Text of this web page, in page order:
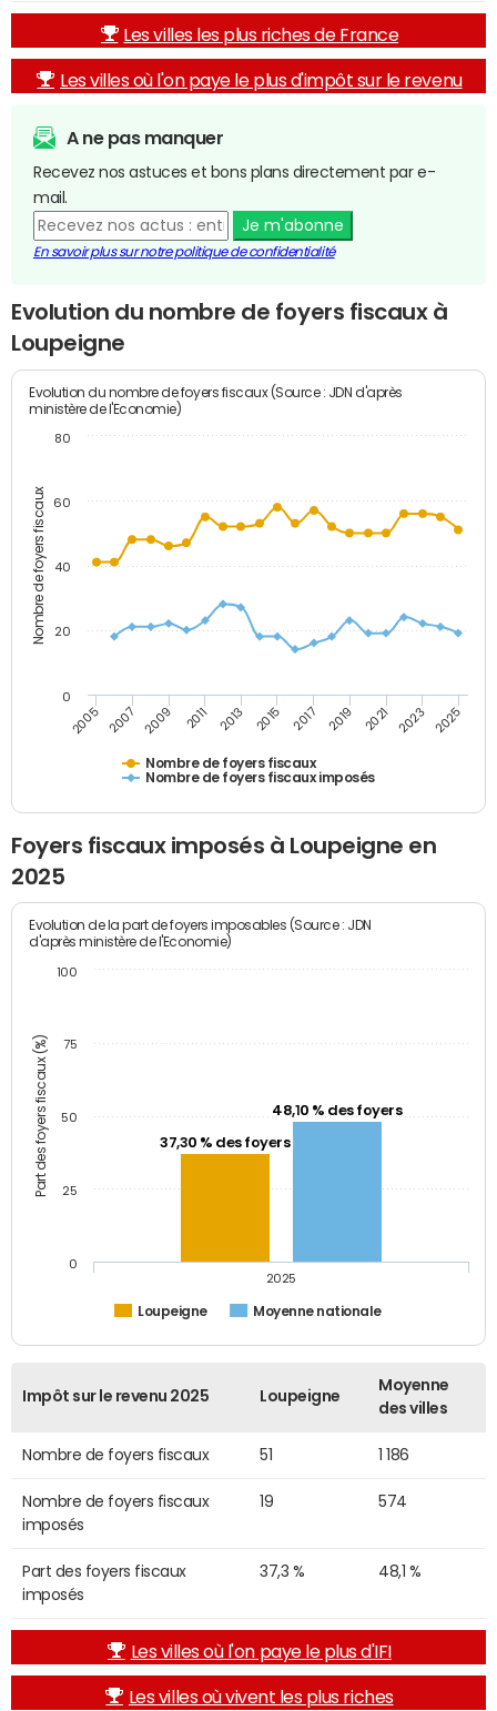
Les villes les plus riches de France
Les villes où l'on paye le plus d'impôt sur le revenu
A ne pas manquer
Recevez nos astuces et bons plans directement par e-
mail.
Je m'abonne
En savoir plus sur notre politique de confidentialité
Evolution du nombre de foyers fiscaux à
Loupeigne
Nombre de foyers fiscaux
Evolution du nombre de foyers fiscaux (Source : JDN d'après
ministère de l'Economie)
Nombre de foyers fiscaux
Nombre de foyers fiscaux imposés
2005 2007 2009 2011 2013 2015 2017 2019 2021 2023 2025
0
20
40
60
80
Foyers fiscaux imposés à Loupeigne en
2025
Part des foyers fiscaux (%)
Evolution de la part de foyers imposables (Source : JDN
d'après ministère de l'Economie)
37,30 % des foyers
48,10 % des foyers
Loupeigne Moyenne nationale
2025
0
25
50
75
100
Impôt sur le revenu 2025 Loupeigne
Moyenne
des villes
Nombre de foyers fiscaux 51 1 186
Nombre de foyers fiscaux
imposés
19 574
Part des foyers fiscaux
imposés
37,3 % 48,1 %
Les villes où l'on paye le plus d'IFI
Les villes où vivent les plus riches